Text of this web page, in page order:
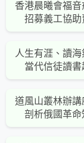
香港晨曦會福音
招募義工協助
人生有涯、讀海
當代信徒讀書
道風山叢林辦講
剖析俄國革命